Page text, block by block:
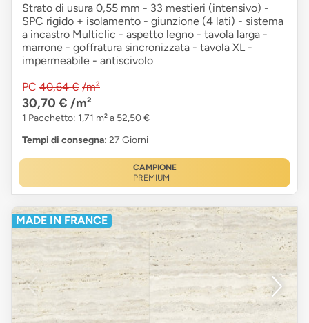
Strato di usura 0,55 mm - 33 mestieri (intensivo) -
SPC rigido + isolamento - giunzione (4 lati) - sistema
a incastro Multiclic - aspetto legno - tavola larga -
marrone - goffratura sincronizzata - tavola XL -
impermeabile - antiscivolo
PC 40,64 € /m²
30,70 € /m²
1 Pacchetto: 1,71 m² a 52,50 €
Tempi di consegna: 27 Giorni
CAMPIONE
PREMIUM
MADE IN FRANCE